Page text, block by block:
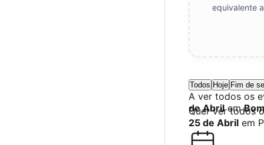
equivalente
Todos Hoje Fim de
A ver todos os
de Abrilem
Quer ver todos
25 de Abril em